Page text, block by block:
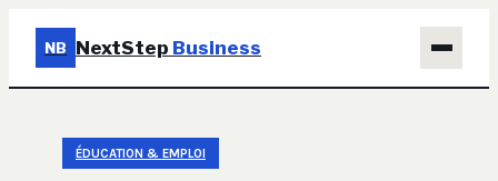
NB NextStep Business
ÉDUCATION & EMPLOI